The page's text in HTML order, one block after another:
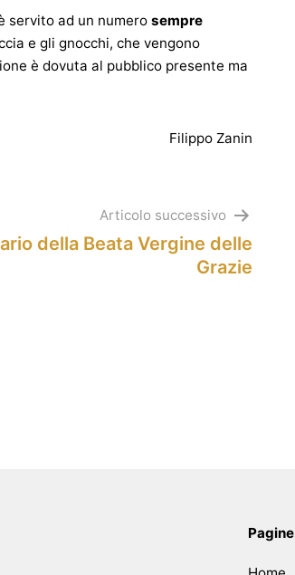
servito ad un numero sempre
e gli gnocchi, che vengono
è dovuta al pubblico presente ma
Filippo Zanin
Articolo successivo
della Beata Vergine delle
Grazie
Pagine